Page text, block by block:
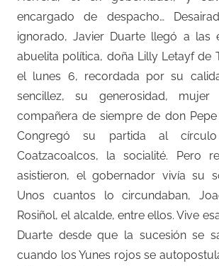
encargado de despacho…
ignorado, Javier Duarte llegó a las
abuelita política, doña Lilly Letayf de
el lunes 6, recordada por su
sencillez, su generosidad, mujer
compañera de siempre de don Pepe
Congregó su partida al
Coatzacoalcos, la socialité. Pero
asistieron, el gobernador vivía su
Unos cuantos lo circundaban,
Rosiñol, el alcalde, entre ellos. Vive
Duarte desde que la sucesión se
cuando los Yunes rojos se